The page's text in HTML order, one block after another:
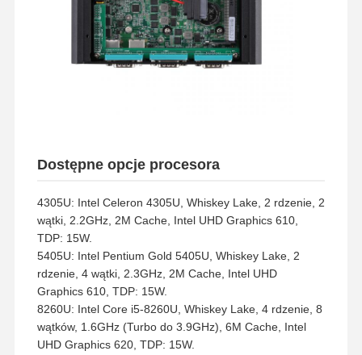
Dostępne opcje procesora
4305U: Intel Celeron 4305U, Whiskey Lake, 2 rdzenie, 2
wątki, 2.2GHz, 2M Cache, Intel UHD Graphics 610,
TDP: 15W.
5405U: Intel Pentium Gold 5405U, Whiskey Lake, 2
rdzenie, 4 wątki, 2.3GHz, 2M Cache, Intel UHD
Graphics 610, TDP: 15W.
8260U: Intel Core i5-8260U, Whiskey Lake, 4 rdzenie, 8
wątków, 1.6GHz (Turbo do 3.9GHz), 6M Cache, Intel
UHD Graphics 620, TDP: 15W.